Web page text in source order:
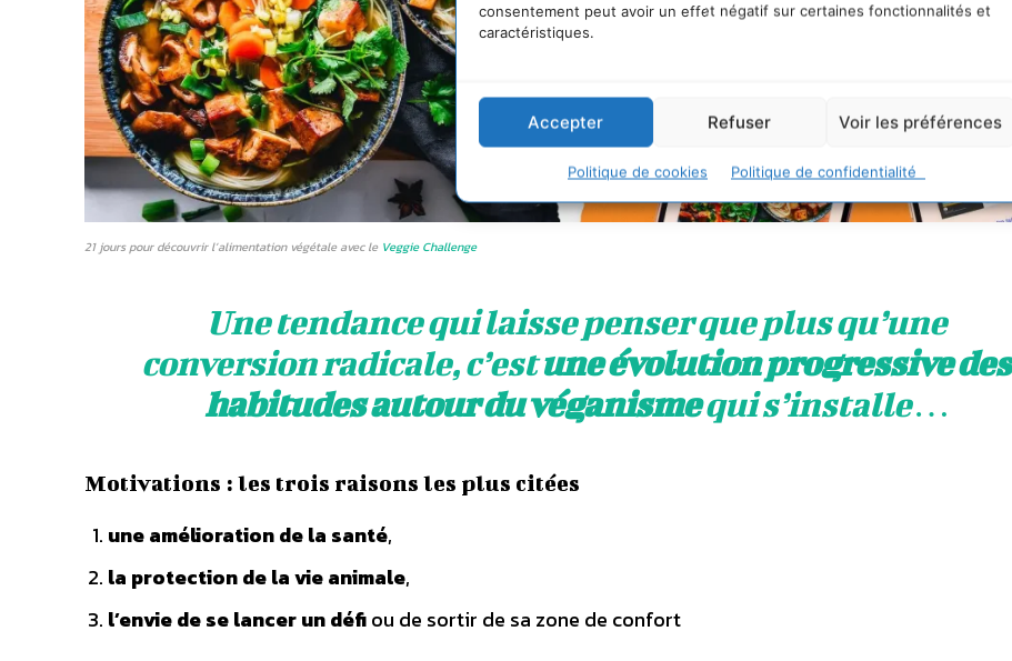
consentement peut avoir un effet négatif sur certaines fonctionnalités et
caractéristiques.
Accepter Refuser Voir les préférences
Politique de cookies Politique de confidentialité
21 jours pour découvrir l’alimentation végétale avec le Veggie Challenge
Une tendance qui laisse penser que plus qu’une
conversion radicale, c’estune évolution progressive des
habitudes autour du véganismequi s’installe …
Motivations : les trois raisons les plus citées
une amélioration de la santé,
la protection de la vie animale,
l’envie de se lancer un défiou de sortir de sa zone de confort